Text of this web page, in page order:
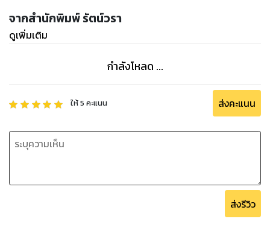
จากสำนักพิมพ์ รัตน์วรา
ดูเพิ่มเติม
กำลังโหลด ...
ให้5 คะแนน ส่งคะแนน
ส่งรีวิว